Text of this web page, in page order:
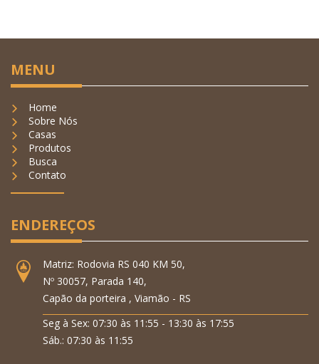
MENU
Home
Sobre Nós
Casas
Produtos
Busca
Contato
ENDEREÇOS
Matriz: Rodovia RS 040 KM 50,
Nº 30057, Parada 140,
Capão da porteira , Viamão - RS
Seg à Sex: 07:30 às 11:55 - 13:30 às 17:55
Sáb.: 07:30 às 11:55